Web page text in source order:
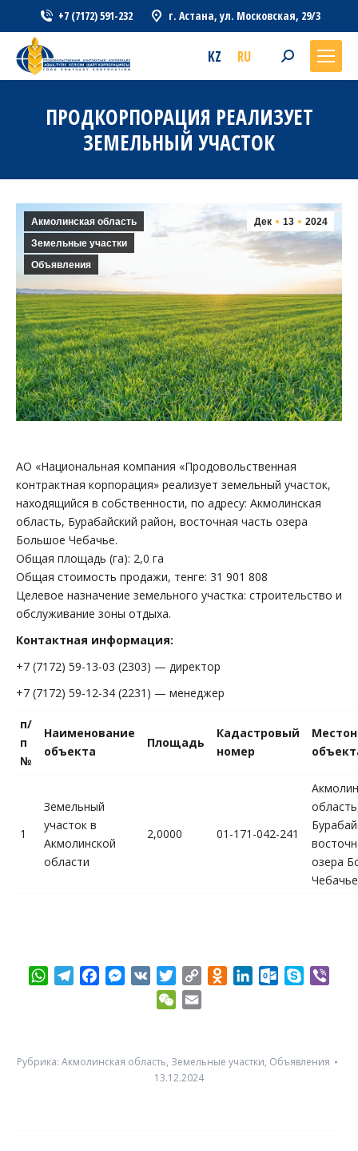
+7 (7172) 591-232 г. Астана, ул. Московская, 29/3
KZ RU Search:
ПРОДКОРПОРАЦИЯ РЕАЛИЗУЕТ
ЗЕМЕЛЬНЫЙ УЧАСТОК
Дек 13 2024
Акмолинская область
Земельные участки
Объявления
АО «Национальная компания «Продовольственная
контрактная корпорация» реализует земельный участок,
находящийся в собственности, по адресу: Акмолинская
область, Бурабайский район, восточная часть озера
Большое Чебачье.
Общая площадь (га): 2,0 га
Общая стоимость продажи, тенге: 31 901 808
Целевое назначение земельного участка: строительство и
обслуживание зоны отдыха.
Контактная информация:
+7 (7172) 59-13-03 (2303) — директор
+7 (7172) 59-12-34 (2231) — менеджер
п/
п
№
Наименование
объекта
Площадь
Кадастровый
номер
1
Земельный
участок в
Акмолинской
области
2,0000 01-171-042-241
озера
WhatsApp
TelegramFacebookMessenger
VK Twitter
Copy
Odnoklassniki
LinkedInOutlook.com
Skype
WeChat
Рубрика: Акмолинская область, Земельные участки, Объявления
13.12.2024